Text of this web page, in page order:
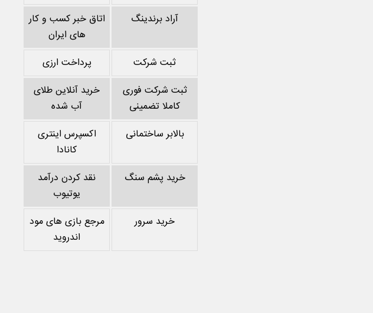
آراد برندینگ
اتاق خبر کسب و کار
های ایران
ثبت شرکت
پرداخت ارزی
ثبت شرکت فوری
کاملا تضمینی
خرید آنلاین طلای
آب شده
بالابر ساختمانی
اکسپرس اینتری
کانادا
خرید پشم سنگ
نقد کردن درآمد
یوتیوب
خرید سرور
مرجع بازی های مود
اندروید